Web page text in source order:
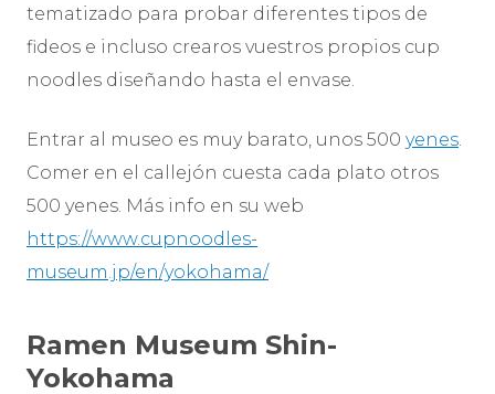
tematizado para probar diferentes tipos de
fideos e incluso crearos vuestros propios cup
noodles diseñando hasta el envase.
Entrar al museo es muy barato, unos 500 yenes.
Comer en el callejón cuesta cada plato otros
500 yenes. Más info en su web
https://www.cupnoodles-
museum.jp/en/yokohama/
Ramen Museum Shin-
Yokohama